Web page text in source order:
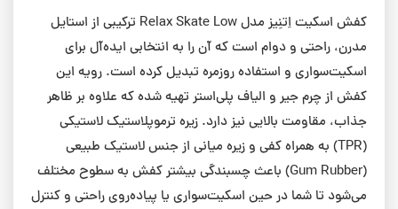
کفش اسکیت اِتنِیز مدل Relax Skate Low ترکیبی از استایل
مدرن، راحتی و دوام است که آن را به انتخابی ایده‌آل برای
اسکیت‌سواری و استفاده روزمره تبدیل کرده است. رویه این
کفش از چرم جیر و الیاف پلی‌استر تهیه شده که علاوه بر ظاهر
جذاب، مقاومت بالایی نیز دارد. زیره ترموپلاستیک لاستیکی
(TPR) به همراه کفی و زیره میانی از جنس لاستیک طبیعی
(Gum Rubber) باعث چسبندگی بیشتر کفش به سطوح مختلف
می‌شود تا شما در حین اسکیت‌سواری یا پیاده‌روی راحتی و کنترل